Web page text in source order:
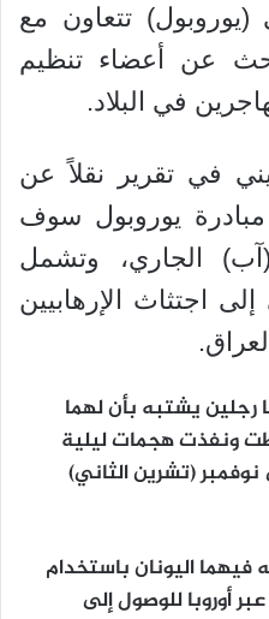
(يوروبول) تتعاون مع
عن أعضاء تنظيم
في البلاد.
في تقرير نقلاً عن
مبادرة يوروبول سوف
الجاري، وتشمل
اجتثاث الإرهابيين
النمسا رجلين يشتبه بأن لهما
ونفذت هجمات ليلية
(تشرين الثاني)
اليونان باستخدام
أوروبا للوصول إلى